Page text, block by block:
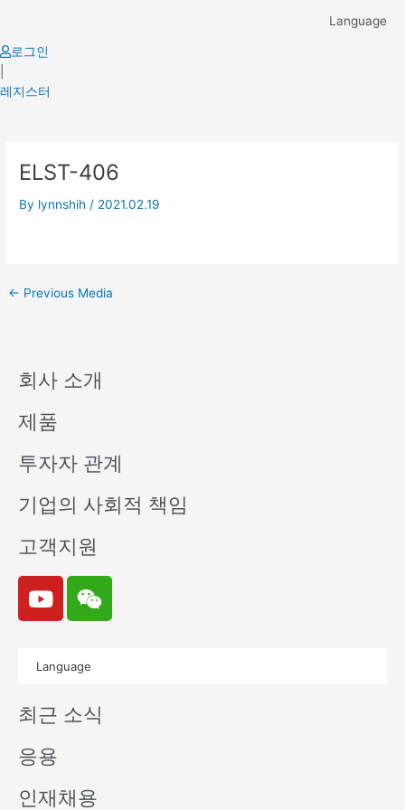
content
Language
로그인
레지스터
ELST-406
By lynnshih / 2021.02.19
navigation
← Previous Media
회사 소개
제품
투자자 관계
기업의 사회적 책임
고객지원
Y
o
u
e
W
e
i
n
Language
최근 소식
응용
인재채용